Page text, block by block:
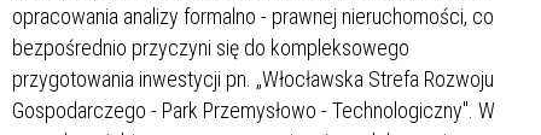
opracowania analizy formalno - prawnej nieruchomości, co
bezpośrednio przyczyni się do kompleksowego
przygotowania inwestycji pn. „Włocławska Strefa Rozwoju
Gospodarczego - Park Przemysłowo - Technologiczny". W